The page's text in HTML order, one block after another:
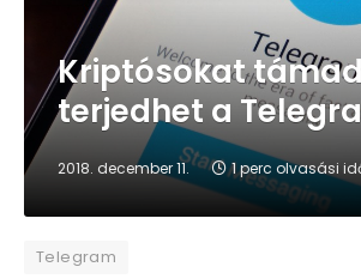
Kriptósokat
terjedhet a
2018. december 11. 1 perc olvasási
Telegram